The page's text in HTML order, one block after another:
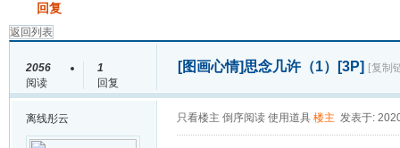
回复
返回列表
2056
阅读
1
回复
[图画心情]思念几许（1）[3P] [复制
离线彤云 只看楼主 倒序阅读 使用道具 楼主 发表于: